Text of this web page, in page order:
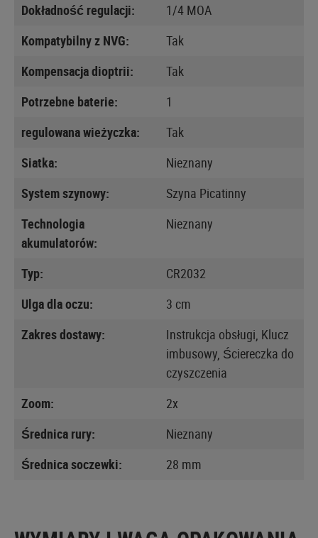
Dokładność regulacji:
1/4 MOA
Kompatybilny z NVG:
Tak
Kompensacja dioptrii:
Tak
Potrzebne baterie:
1
regulowana wieżyczka:
Tak
Siatka:
Nieznany
System szynowy:
Szyna Picatinny
Technologia
akumulatorów:
Nieznany
Typ:
CR2032
Ulga dla oczu:
3 cm
Zakres dostawy:
Instrukcja obsługi, Klucz
imbusowy, Ściereczka do
czyszczenia
Zoom:
2x
Średnica rury:
Nieznany
Średnica soczewki:
28 mm